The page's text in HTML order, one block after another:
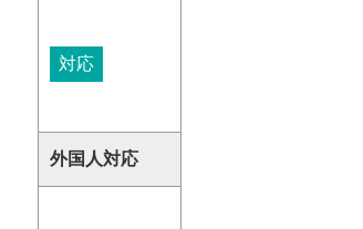
対応
外国人対応